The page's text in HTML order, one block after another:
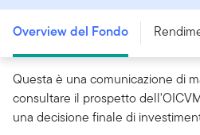
Overview del Fondo
Questa è una comunicazione di
consultare il prospetto
una decisione finale di